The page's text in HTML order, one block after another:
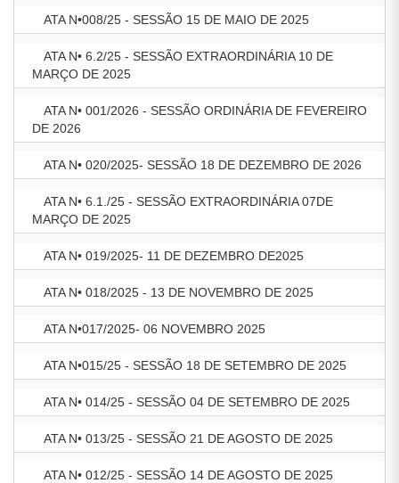
ATA N•008/25 - SESSÃO 15 DE MAIO DE 2025
ATA N• 6.2/25 - SESSÃO EXTRAORDINÁRIA 10 DE
MARÇO DE 2025
ATA N• 001/2026 - SESSÃO ORDINÁRIA DE FEVEREIRO
DE 2026
ATA N• 020/2025- SESSÃO 18 DE DEZEMBRO DE 2026
ATA N• 6.1./25 - SESSÃO EXTRAORDINÁRIA 07DE
MARÇO DE 2025
ATA N• 019/2025- 11 DE DEZEMBRO DE2025
ATA N• 018/2025 - 13 DE NOVEMBRO DE 2025
ATA N•017/2025- 06 NOVEMBRO 2025
ATA N•015/25 - SESSÃO 18 DE SETEMBRO DE 2025
ATA N• 014/25 - SESSÃO 04 DE SETEMBRO DE 2025
ATA N• 013/25 - SESSÃO 21 DE AGOSTO DE 2025
ATA N• 012/25 - SESSÃO 14 DE AGOSTO DE 2025